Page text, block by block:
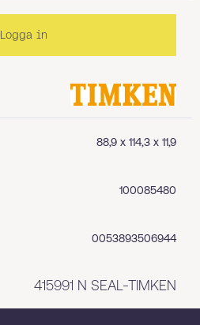
88,9 x 114,3 x 11,9
100085480
0053893506944
415991 N SEAL-TIMKEN
Logga in